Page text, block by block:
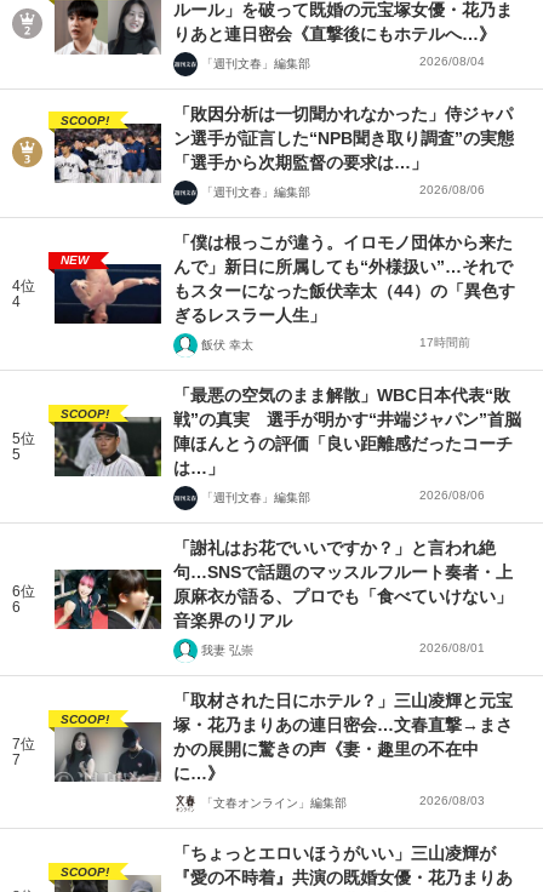
ルール」を破って既婚の元宝塚女優・花乃ま
りあと連日密会《直撃後にもホテルへ…》
「週刊文春」編集部 2026/08/04
SCOOP!
「敗因分析は一切聞かれなかった」侍ジャパ
ン選手が証言した“NPB聞き取り調査”の実態
「選手から次期監督の要求は…」
「週刊文春」編集部 2026/08/06
4位
4
NEW
「僕は根っこが違う。イロモノ団体から来た
んで」新日に所属しても“外様扱い”…それで
もスターになった飯伏幸太（44）の「異色す
ぎるレスラー人生」
飯伏 幸太 17時間前
5位
5
SCOOP!
「最悪の空気のまま解散」WBC日本代表“敗
戦”の真実 選手が明かす“井端ジャパン”首脳
陣ほんとうの評価「良い距離感だったコーチ
は…」
「週刊文春」編集部 2026/08/06
6位
6
「謝礼はお花でいいですか？」と言われ絶
句…SNSで話題のマッスルフルート奏者・上
原麻衣が語る、プロでも「食べていけない」
音楽界のリアル
我妻 弘崇 2026/08/01
7位
7
SCOOP!
「取材された日にホテル？」三山凌輝と元宝
塚・花乃まりあの連日密会…文春直撃→まさ
かの展開に驚きの声《妻・趣里の不在中
に…》
「文春オンライン」編集部 2026/08/03
SCOOP!
「ちょっとエロいほうがいい」三山凌輝が
『愛の不時着』共演の既婚女優・花乃まりあ